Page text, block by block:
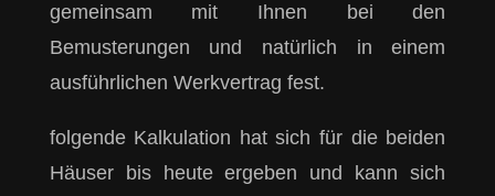
gemeinsam mit Ihnen bei den
Bemusterungen und natürlich in einem
ausführlichen Werkvertrag fest.
folgende Kalkulation hat sich für die beiden
Häuser bis heute ergeben und kann sich